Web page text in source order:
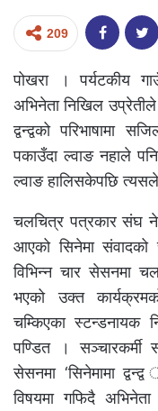
209
पोखरा । पर्यटकीय
अभिनेता निखिल उप्रेतीले
द्वन्द्वको परिभाषामा
पकाउँदा ल्वाङ नहाले
ल्वाङ हालिसकेपछि त्यसले
चलचित्र पत्रकार संघ
आएको सिनेमा
विभिन्न चार सेसनमा
भएको उक्त
चम्किएका स्टन्डनायक
पण्डित ।
सेसनमा ‘सिनेमामा
विषयमा गफिदै अभिनेता